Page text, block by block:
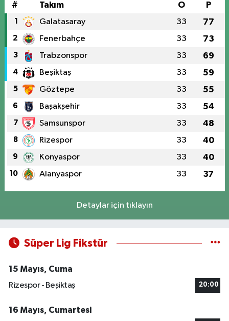
# Takım O P
1 Galatasaray 33 77
2 Fenerbahçe 33 73
3 Trabzonspor 33 69
4 Beşiktaş 33 59
5 Göztepe 33 55
6 Başakşehir 33 54
7 Samsunspor 33 48
8 Rizespor 33 40
9 Konyaspor 33 40
10 Alanyaspor 33 37
Detaylar için tıklayın
Süper Lig Fikstür
15 Mayıs, Cuma
Rizespor - Beşiktaş
20:00
16 Mayıs, Cumartesi